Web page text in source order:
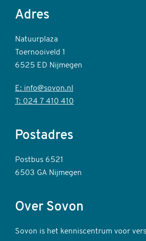
Adres
Natuurplaza
Toernooiveld 1
6525 ED Nijmegen
E: info@sovon.nl
T: 024 7 410 410
Postadres
Postbus 6521
6503 GA Nijmegen
Over Sovon
Sovon is het kenniscentrum voor